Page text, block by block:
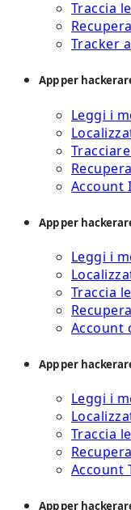
Traccia
Tracker
App per
Leggi i
Account
App per
Leggi i
Traccia
Account
App per
Leggi i
Traccia
Account
App per